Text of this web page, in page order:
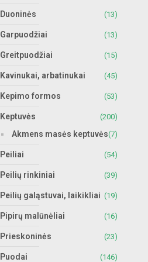
Duoninės (13)
Garpuodžiai (13)
Greitpuodžiai (15)
Kavinukai, arbatinukai (45)
Kepimo formos (53)
Keptuvės (200)
Akmens masės keptuvės(7)
Peiliai (54)
Peilių rinkiniai (39)
Peilių galąstuvai, laikikliai (19)
Pipirų malūnėliai (16)
Prieskoninės (23)
Puodai (146)